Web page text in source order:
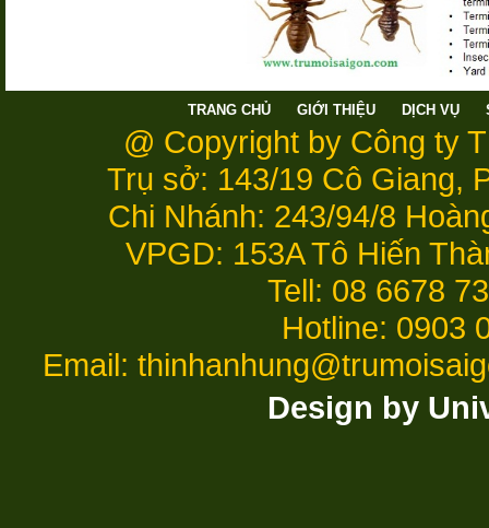
TRANG CHỦ GIỚI THIỆU DỊCH VỤ
@ Copyright by Công ty
Trụ sở: 143/19 Cô Giang,
Chi Nhánh: 243/94/8
VPGD: 153A Tô Hiến
Tell: 08 6678
Hotline: 0903
Email:
Design by